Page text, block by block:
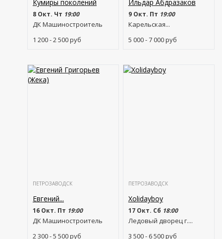
Кумиры поколений
8 Окт. Чт 19:00
ДК Машиностроитель
1 200 - 2 500руб
Ильдар Абдразаков
9 Окт. Пт 19:00
Карельская...
5 000 - 7 000руб
ПЕТРОЗАВОДСК
Евгений...
16 Окт. Пт 19:00
ДК Машиностроитель
2 300 - 5 500руб
ПЕТРОЗАВОДСК
Xolidayboy
17 Окт. Сб 18:00
Ледовый дворец г....
3 500 - 6 500руб